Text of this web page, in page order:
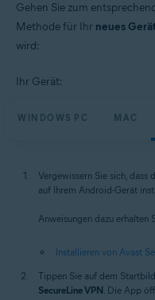
Apple iOS 14.0 oder höher
Gehen Sie zum
Methode für Ihr neues
wird:
Ihr Gerät:
WINDOWS PC MAC
Vergewissern Sie sich, dass
auf Ihrem Android-Gerät
Anweisungen dazu erhalten
Installieren von Avast
Tippen Sie auf dem
SecureLine VPN. Die App